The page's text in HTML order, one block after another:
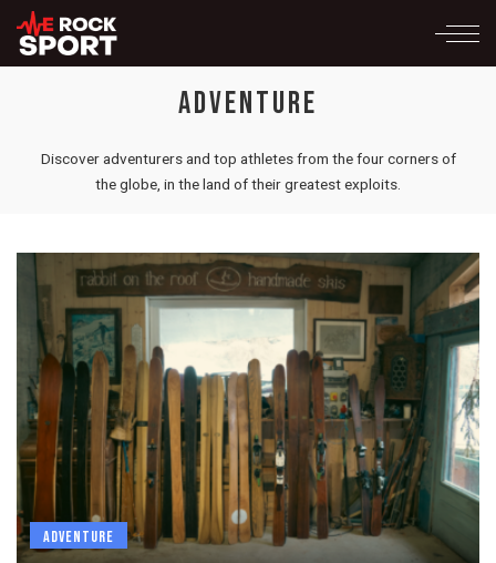
ADVENTURE
Discover adventurers and top athletes from the four corners of
the globe, in the land of their greatest exploits.
ADVENTURE